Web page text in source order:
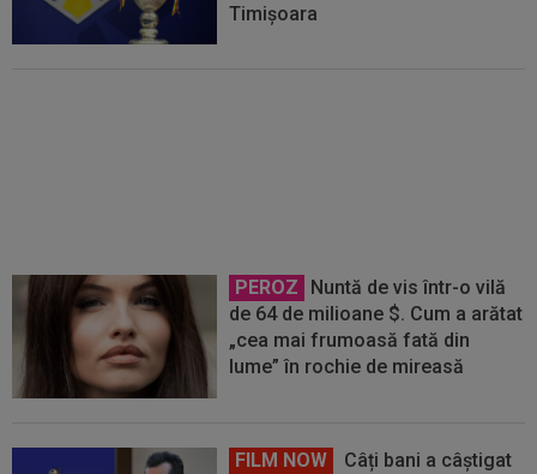
Timișoara
PEROZ
Nuntă de vis într-o vilă
de 64 de milioane $. Cum a arătat
„cea mai frumoasă fată din
lume” în rochie de mireasă
FILM NOW
Câți bani a câștigat